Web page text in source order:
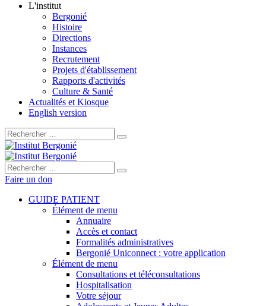
L'institut
Bergonié
Histoire
Directions
Instances
Recrutement
Projets d'établissement
Rapports d'activités
Culture & Santé
Actualités et Kiosque
English version
Rechercher :
Rechercher :
Faire un don
GUIDE PATIENT
Élément de menu
Annuaire
Accès et contact
Formalités administratives
Bergonié Uniconnect : votre application
Élément de menu
Consultations et téléconsultations
Hospitalisation
Votre séjour